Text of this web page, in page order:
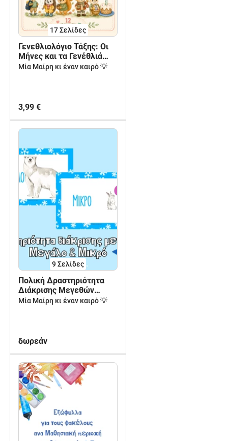
17Σελίδες
Γενεθλιολόγιο Τάξης: Οι
Μήνες και τα Γενέθλιά
μας
Μία Μαίρη κι έναν καιρό 💡
3,99 €
9Σελίδες
Πολική Δραστηριότητα
Διάκρισης Μεγεθών
Μικρό και Μεγάλο
Μία Μαίρη κι έναν καιρό 💡
δωρεάν